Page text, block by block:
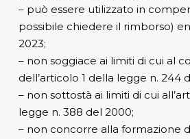
– può essere utilizzato in
possibile chiedere il rimborso)
2023;
– non soggiace ai limiti di cui al
dell’articolo 1 della legge n. 244
– non sottostà ai limiti di cui
legge n. 388 del 2000;
– non concorre alla formazione